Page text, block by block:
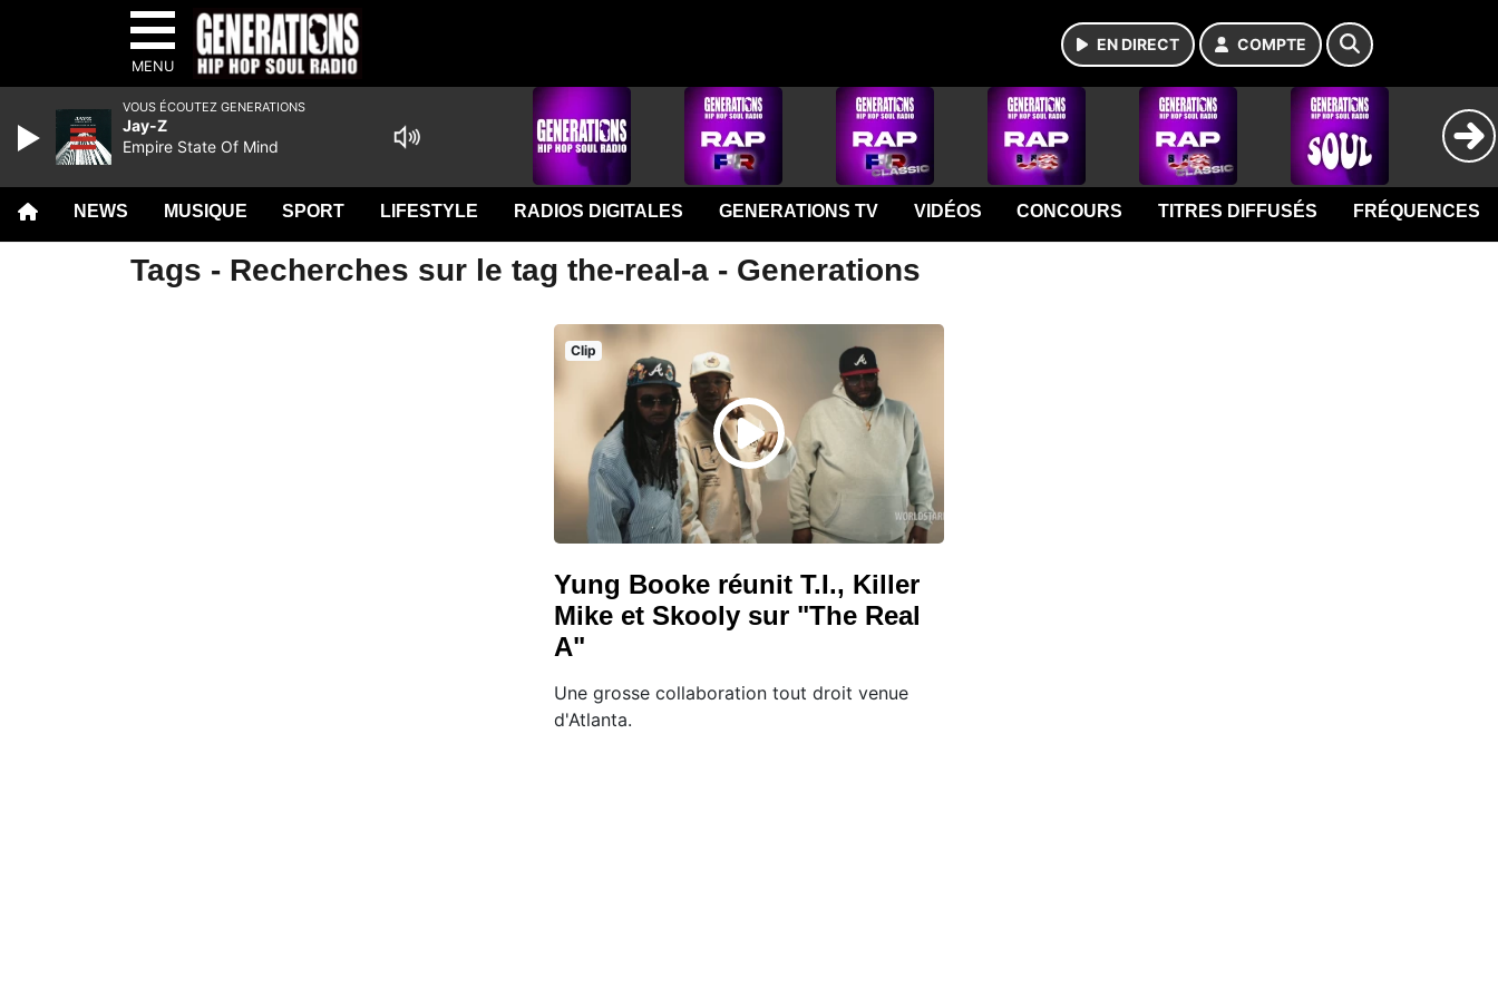
MENU
EN DIRECT COMPTE
NEWS MUSIQUE SPORT LIFESTYLE RADIOS DIGITALES GENERATIONS TV VIDÉOS CONCOURS TITRES DIFFUSÉS FRÉQUENCES
Tags - Recherches sur le tag the-real-a - Generations
Clip
Yung Booke réunit T.I., Killer
Mike et Skooly sur "The Real
A"
Une grosse collaboration tout droit venue
d'Atlanta.
VOUS ÉCOUTEZ GENERATIONS
Jay-Z
Empire State Of Mind